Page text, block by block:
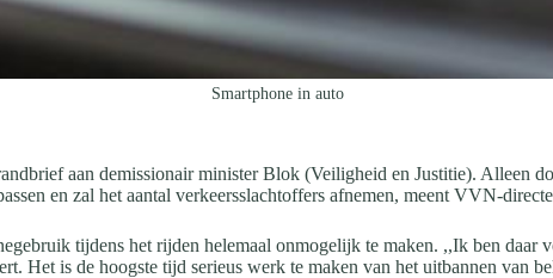
Smartphone in auto
aan demissionair minister Blok (Veiligheid en Justitie). Alleen
en zal het aantal verkeersslachtoffers afnemen, meent VVN-
tijdens het rijden helemaal onmogelijk te maken. ,,Ik ben daar
Het is de hoogste tijd serieus werk te maken van het uitbannen van